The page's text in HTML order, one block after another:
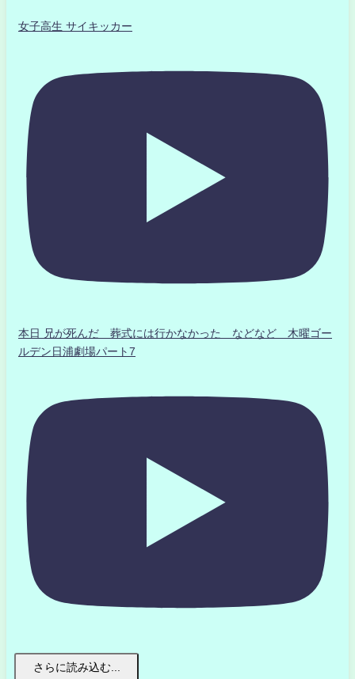
女子高生 サイキッカー
本日 兄が死んだ 葬式には行かなかった などなど 木曜ゴー
ルデン日浦劇場パート7
さらに読み込む...